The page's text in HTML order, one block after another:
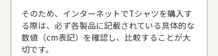
そのため、インターネットでTシャツを購入す
る際は、必ず各製品に記載されている具体的な
数値（cm表記）を確認し、比較することが大
切です。